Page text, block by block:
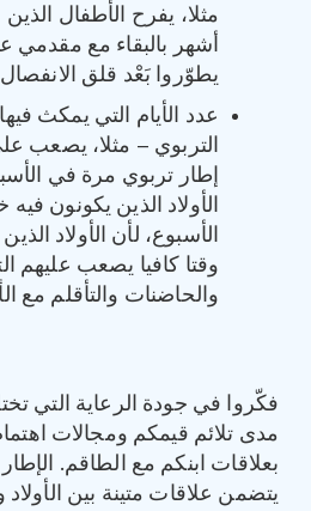
مثلا، يفرح الأطفال
أشهر بالبقاء مع مقدمي
يطوّروا بَعْد قلق
عدد الأيام التي يمكث
التربوي – مثلا، يصعب
إطار تربوي مرة في
الأولاد الذين يكونون
الأسبوع، لأن الأولاد
وقتا كافيا يصعب عليهم
والحاضنات والتأقلم مع
فكّروا في جودة الرعاية التي
مدى تلائم قيمكم ومجالات
بعلاقات ابنكم مع الطاقم.
يتضمن علاقات متينة بين الأولاد